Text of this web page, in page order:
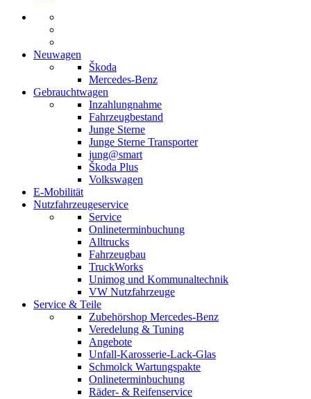
Neuwagen
Škoda
Mercedes-Benz
Gebrauchtwagen
Inzahlungnahme
Fahrzeugbestand
Junge Sterne
Junge Sterne Transporter
jung@smart
Škoda Plus
Volkswagen
E-Mobilität
Nutzfahrzeugeservice
Service
Onlineterminbuchung
Alltrucks
Fahrzeugbau
TruckWorks
Unimog und Kommunaltechnik
VW Nutzfahrzeuge
Service & Teile
Zubehörshop Mercedes-Benz
Veredelung & Tuning
Angebote
Unfall-Karosserie-Lack-Glas
Schmolck Wartungspakte
Onlineterminbuchung
Räder- & Reifenservice